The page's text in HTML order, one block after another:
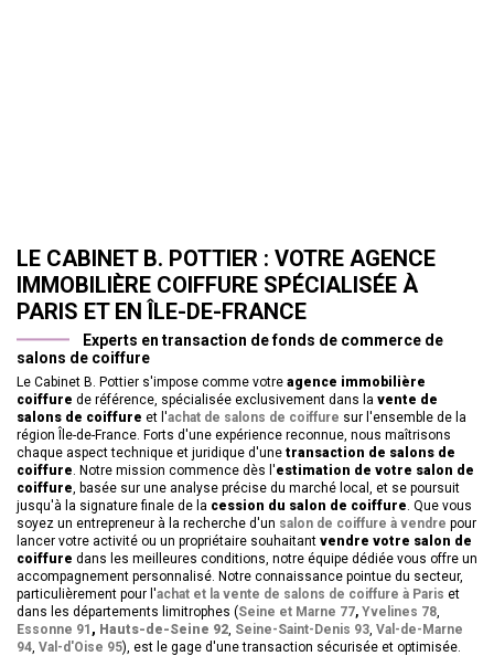
LE CABINET B. POTTIER : VOTRE AGENCE
IMMOBILIÈRE COIFFURE SPÉCIALISÉE À
PARIS ET EN ÎLE-DE-FRANCE
Experts en transaction de fonds de commerce de
salons de coiffure
Le Cabinet B. Pottier s'impose comme votre agence immobilière
coiffure de référence, spécialisée exclusivement dans la vente de
salons de coiffure et l'achat de salons de coiffure sur l'ensemble de la
région Île-de-France. Forts d'une expérience reconnue, nous maîtrisons
chaque aspect technique et juridique d'une transaction de salons de
coiffure . Notre mission commence dès l'estimation de votre salon de
coiffure , basée sur une analyse précise du marché local, et se poursuit
jusqu'à la signature finale de la cession du salon de coiffure . Que vous
soyez un entrepreneur à la recherche d'un salon de coiffure à vendre pour
lancer votre activité ou un propriétaire souhaitant vendre votre salon de
coiffure dans les meilleures conditions, notre équipe dédiée vous offre un
accompagnement personnalisé. Notre connaissance pointue du secteur,
particulièrement pour l'achat et la vente de salons de coiffure à Paris et
dans les départements limitrophes (Seine et Marne 77, Yvelines 78
Essonne 91 , Hauts-de-Seine 92 Seine-Saint-Denis 93 Val-de-Marne
94 Val-d'Oise 95), est le gage d'une transaction sécurisée et optimisée.